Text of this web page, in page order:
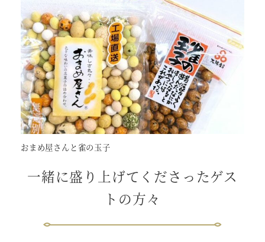
おまめ屋さんと雀の玉子
一緒に盛り上げてくださったゲス
トの方々